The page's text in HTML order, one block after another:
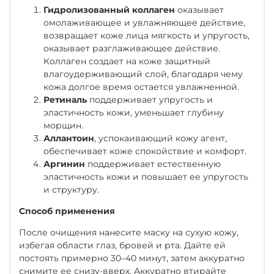
Гидролизованный коллаген оказывает
омолаживающее и увлажняющее действие,
возвращает коже лица мягкость и упругость,
оказывает разглаживающее действие.
Коллаген создает на коже защитный
влагоудерживающий слой, благодаря чему
кожа долгое время остается увлажненной.
Ретиналь поддерживает упругость и
эластичность кожи, уменьшает глубину
морщин.
Аллантоин, успокаивающий кожу агент,
обеспечивает коже спокойствие и комфорт.
Аргинин поддерживает естественную
эластичность кожи и повышает ее упругость
и структуру.
Способ применения
После очищения нанесите маску на сухую кожу,
избегая области глаз, бровей и рта. Дайте ей
постоять примерно 30–40 минут, затем аккуратно
снимите ее снизу-вверх. Аккуратно втирайте